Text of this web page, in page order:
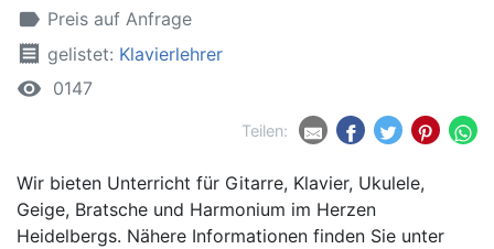
label Preis auf Anfrage
receipt gelistet: Klavierlehrer
remove_red_eye 0147
Teilen:
Wir bieten Unterricht für Gitarre, Klavier, Ukulele,
Geige, Bratsche und Harmonium im Herzen
Heidelbergs. Nähere Informationen finden Sie unter